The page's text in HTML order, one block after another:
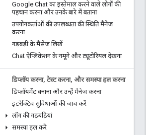
Google Chat का इस्तेमाल करने वाले लोगों की
पहचान करना और उनके बारे में बताना
उपयोगकर्ताओं की उपलब्धता की स्थिति मैनेज
करना
गड़बड़ी के मैसेज लिखें
Chat ऐप्लिकेशन के नमूने और ट्यूटोरियल देखना
डिप्लॉय करना, टेस्ट करना, और समस्या हल करना
डिप्लॉयमेंट बनाना और उन्हें मैनेज करना
इंटरैक्टिव सुविधाओं की जांच करें
लॉग की गड़बड़ियां
समस्या हल करें